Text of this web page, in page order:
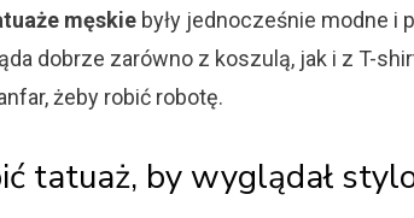
męskie były jednocześnie modne i
dobrze zarówno z koszulą, jak i z T-
żeby robić robotę.
tatuaż, by wyglądał